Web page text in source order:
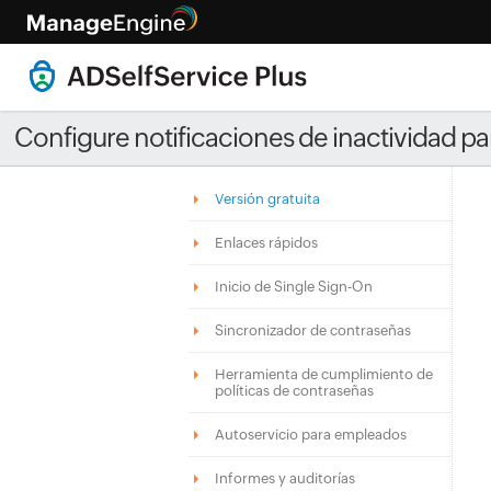
Configure notificaciones de inactividad
Versión gratuita
Enlaces rápidos
Inicio de Single Sign-On
Sincronizador de contraseñas
Herramienta de cumplimiento de
políticas de contraseñas
Autoservicio para empleados
Informes y auditorías